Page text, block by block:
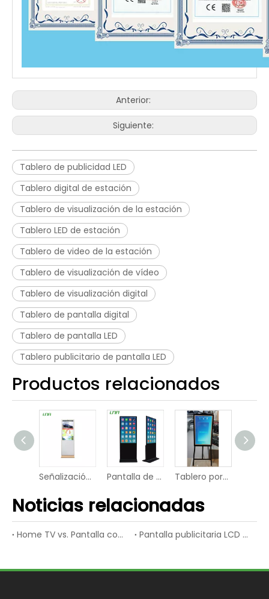
Anterior:
Siguiente:
Tablero de publicidad LED
Tablero digital de estación
Tablero de visualización de la estación
Tablero LED de estación
Tablero de video de la estación
Tablero de visualización de vídeo
Tablero de visualización digital
Tablero de pantalla digital
Tablero de pantalla LED
Tablero publicitario de pantalla LED
Productos relacionados
Señalización comercial de la pantalla LED del panel digital HD del hotel Pantalla de publicidad con pantalla digital de vídeo LED 4K de la escuela Tablero portátil del indicador digital de la pantalla LED del panel del restaurante
Noticias relacionadas
Home TV vs. Pantalla comercial LCD Pantalla publicitaria LCD vs. Pantalla publicitaria LED